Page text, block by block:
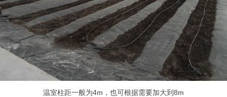
温室柱距一般为4m，也可根据需要加大到8m